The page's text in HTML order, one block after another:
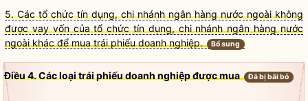
5. Các tổ chức tín dụng, chi nhánh ngân hàng nước ngoài không
được vay vốn của tổ chức tín dụng, chi nhánh ngân hàng nước
ngoài khác để mua trái phiếu doanh nghiệp.
Bổ sung
Điều 4. Các loại trái phiếu doanh nghiệp được mua Đã bị bãi bỏ